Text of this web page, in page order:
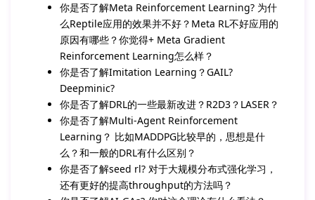
你是否了解Meta Reinforcement Learning? 为什
么Reptile应用的效果并不好？Meta RL不好应用的
原因有哪些？你觉得+ Meta Gradient
Reinforcement Learning怎么样？
你是否了解Imitation Learning？GAIL?
Deepminic?
你是否了解DRL的一些最新改进？R2D3？LASER？
你是否了解Multi-Agent Reinforcement
Learning？ 比如MADDPG比较早的，思想是什
么？和一般的DRL有什么区别？
你是否了解seed rl? 对于大规模分布式强化学习，
还有更好的提高throughput的方法吗？